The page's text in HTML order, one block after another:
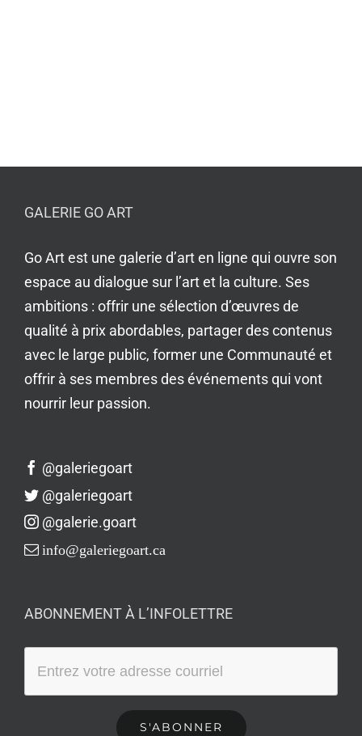
GALERIE GO ART
Go Art est une galerie d’art en ligne qui ouvre son
espace au dialogue sur l’art et la culture. Ses
ambitions : offrir une sélection d’œuvres de
qualité à prix abordables, partager des contenus
avec le large public, former une Communauté et
offrir à ses membres des événements qui vont
nourrir leur passion.
@galeriegoart
@galeriegoart
@galerie.goart
info@galeriegoart.ca
ABONNEMENT À L’INFOLETTRE